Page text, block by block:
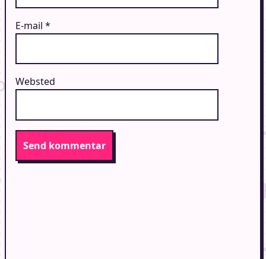
E-mail *
Websted